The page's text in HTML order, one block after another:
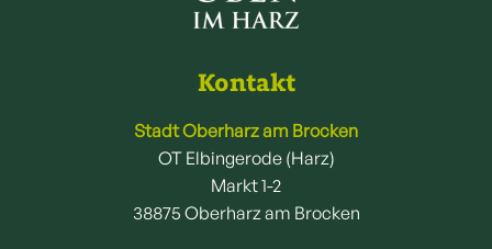
Kontakt
Stadt Oberharz am Brocken
OT Elbingerode (Harz)
Markt 1-2
38875 Oberharz am Brocken